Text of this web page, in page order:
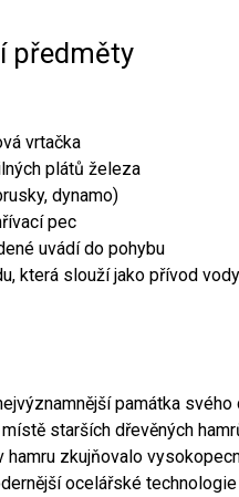
předměty
vrtačka
plátů železa
dynamo)
pec
uvádí do pohybu
která slouží jako přívod
památka
starších dřevěných
zkujňovalo
ocelářské